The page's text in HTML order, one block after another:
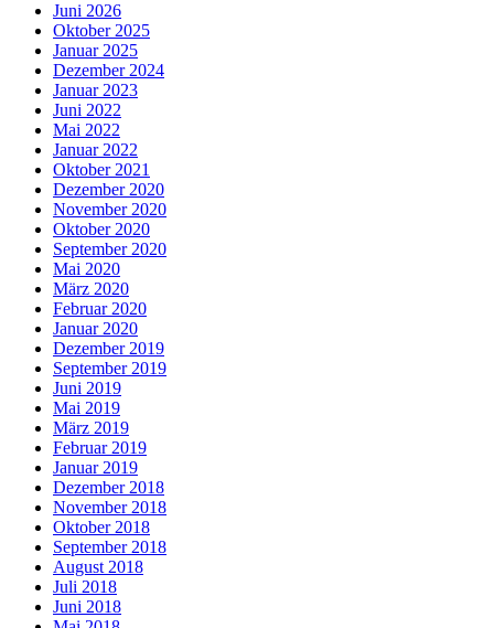
Juni 2026
Oktober 2025
Januar 2025
Dezember 2024
Januar 2023
Juni 2022
Mai 2022
Januar 2022
Oktober 2021
Dezember 2020
November 2020
Oktober 2020
September 2020
Mai 2020
März 2020
Februar 2020
Januar 2020
Dezember 2019
September 2019
Juni 2019
Mai 2019
März 2019
Februar 2019
Januar 2019
Dezember 2018
November 2018
Oktober 2018
September 2018
August 2018
Juli 2018
Juni 2018